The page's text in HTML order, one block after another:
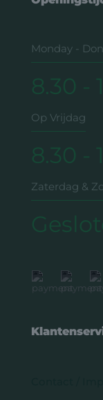
Monday -
8.30 -
Op Vrijdag
8.30 -
Zaterdag &